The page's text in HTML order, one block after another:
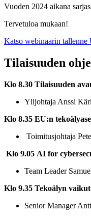
Vuoden 2024 aikana
Tervetuloa mukaan!
Katso webinaarin tallenne
Tilaisuuden
Klo 8.30 Tilaisuuden
Ylijohtaja Anssi
Klo 8.35 EU:n
Toimitusjohtaja
Klo 9.05 AI for
Team Leader
Klo 9.35 Tekoälyn
Senior Manager